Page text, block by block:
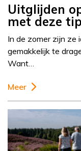
Uitglijden
met deze
In de zomer zijn ze
gemakkelijk te
Want…
Meer